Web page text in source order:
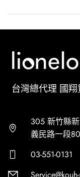
台灣總代理 國
305 新竹縣
義民路一段
03-551-0131